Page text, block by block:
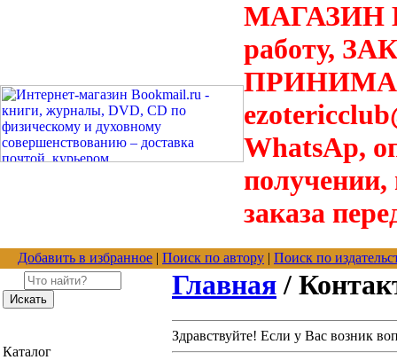
МАГАЗИН
работу,
WhatsAp,
получении,
заказа
Добавить в избранное | Поиск по автору | Поиск по
Каталог
Главная /
Здравствуйте! Если у Вас возник